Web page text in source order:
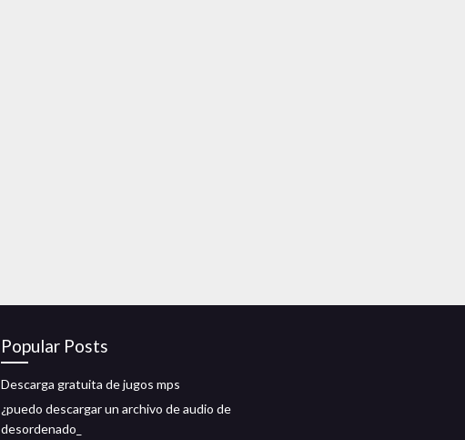
Popular Posts
Descarga gratuita de jugos mps
¿puedo descargar un archivo de audio de
desordenado_